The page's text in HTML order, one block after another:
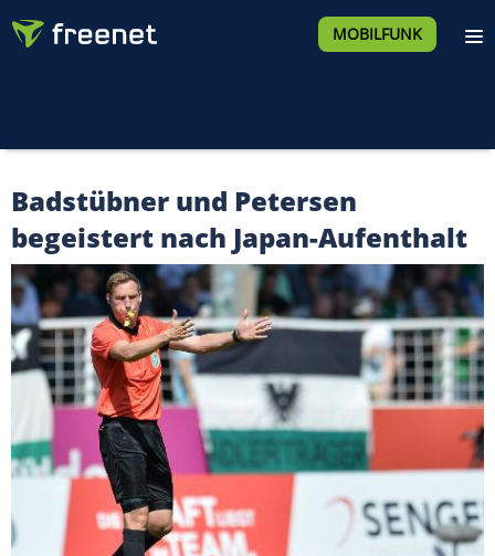
MOBILFUNK
Badstübner und Petersen
begeistert nach Japan-Aufenthalt